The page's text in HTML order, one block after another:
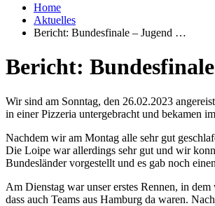
Home
Aktuelles
Bericht: Bundesfinale – Jugend …
Bericht:
Wir sind am Sonntag, den 26.02.2023
in einer Pizzeria untergebracht und bekamen
Nachdem wir am Montag alle sehr gut
Die Loipe war allerdings sehr gut und wir
Bundesländer vorgestellt und es gab noch
Am Dienstag war unser erstes Rennen, in
dass auch Teams aus Hamburg da waren.